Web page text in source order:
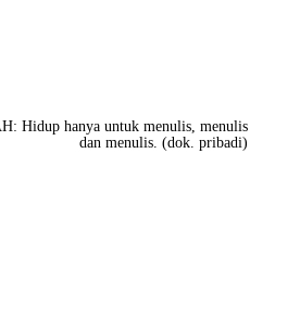
Hidup hanya untuk menulis, menulis
dan menulis. (dok. pribadi)